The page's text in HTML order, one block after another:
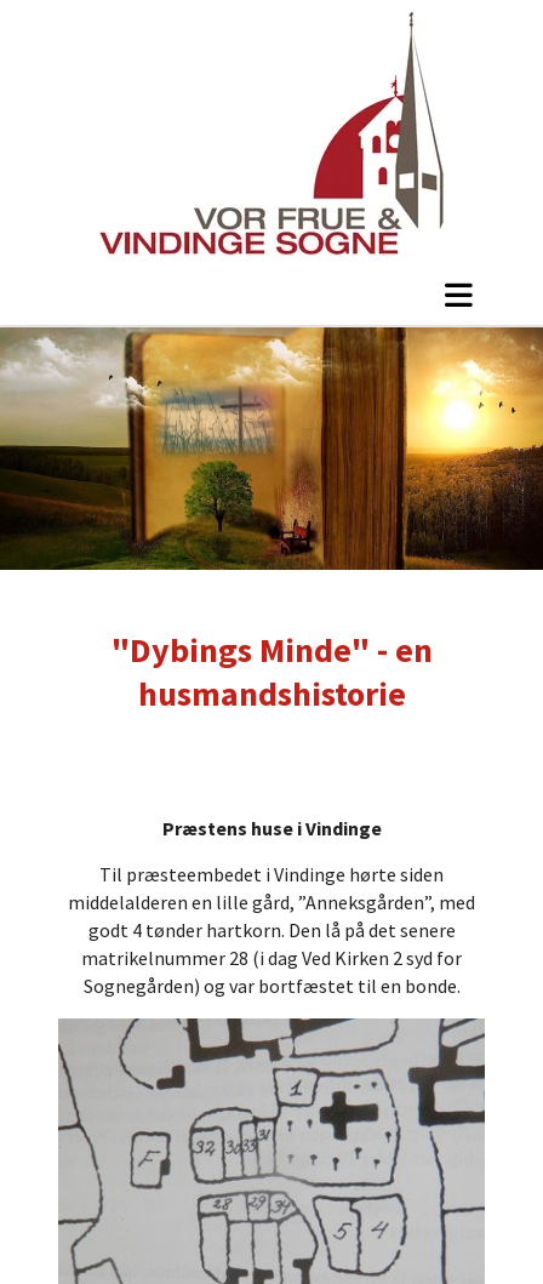
"Dybings Minde" - en
husmandshistorie
Præstens huse i Vindinge
Til præsteembedet i Vindinge hørte siden
middelalderen en lille gård, ”Anneksgården”, med
godt 4 tønder hartkorn. Den lå på det senere
matrikelnummer 28 (i dag Ved Kirken 2 syd for
Sognegården) og var bortfæstet til en bonde.